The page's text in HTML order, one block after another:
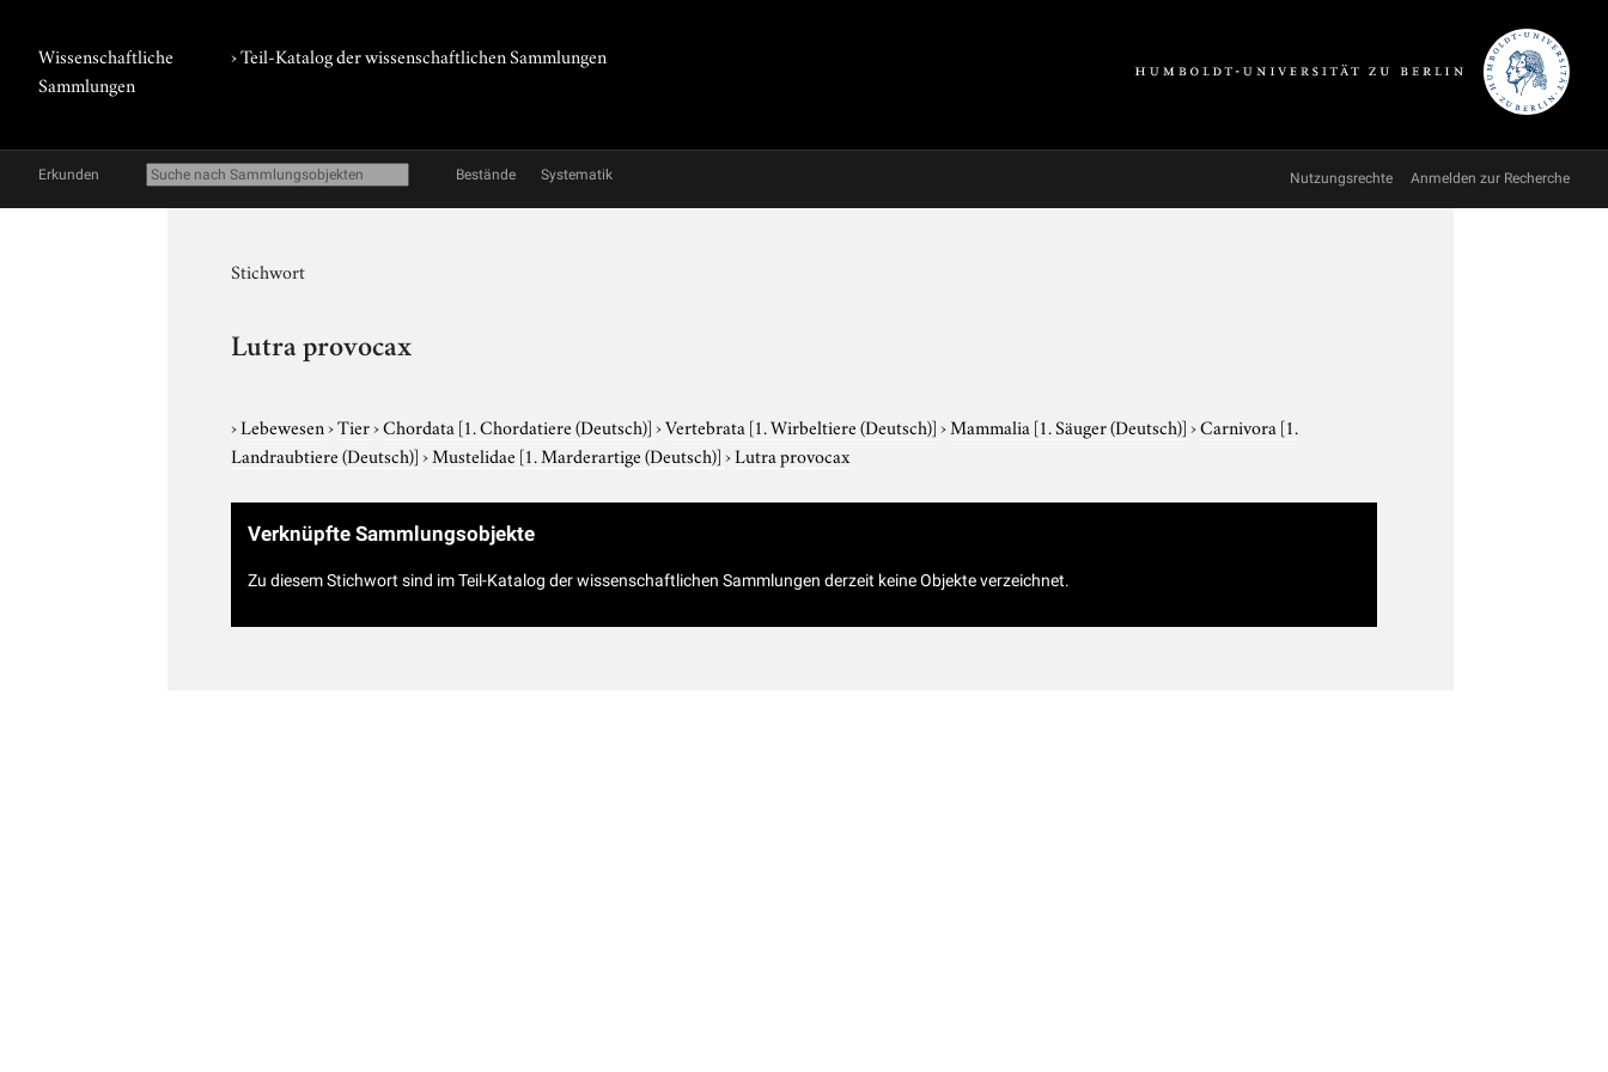
Wissenschaftliche
Sammlungen
› Teil-Katalog der wissenschaftlichen Sammlungen
Erkunden Bestände Systematik Nutzungsrechte Anmelden zur Recherche
Stichwort
Lutra provocax
›Lebewesen›Tier›Chordata [1. Chordatiere (Deutsch)]›Vertebrata [1. Wirbeltiere (Deutsch)]›Mammalia [1. Säuger (Deutsch)]›Carnivora [1.
Landraubtiere (Deutsch)]›Mustelidae [1. Marderartige (Deutsch)]›Lutra provocax
Verknüpfte Sammlungsobjekte
Zu diesem Stichwort sind im Teil-Katalog der wissenschaftlichen Sammlungen derzeit keine Objekte verzeichnet.